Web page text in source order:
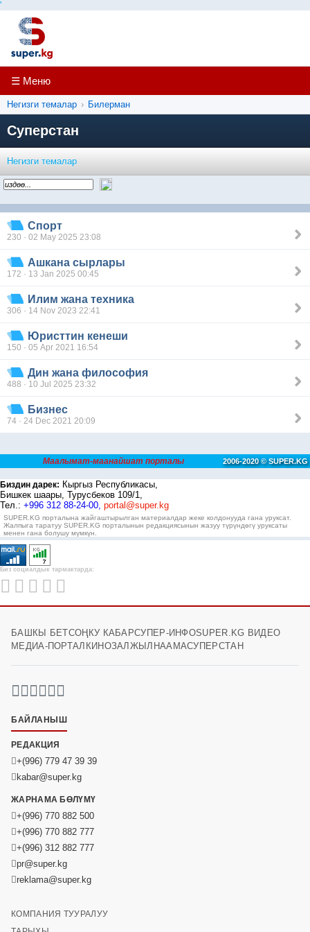
'
☰ Меню
Негизги темалар › Билерман
Суперстан
Негизги темалар
Спорт
230 · 02 May 2025 23:08
Ашкана сырлары
172 · 13 Jan 2025 00:45
Илим жана техника
306 · 14 Nov 2023 22:41
Юристтин кенеши
150 · 05 Apr 2021 16:54
Дин жана философия
488 · 10 Jul 2025 23:32
Бизнес
74 · 24 Dec 2021 20:09
Маалымат-маанайшат порталы 2006-2020 © SUPER.KG
Биздин дарек: Кыргыз Республикасы,
Бишкек шаары, Турусбеков 109/1,
Тел.: +996 312 88-24-00, portal@super.kg
SUPER.KG порталына жайгаштырылган материалдар жеке колдонууда гана уруксат.
Жалпыга таратуу SUPER.KG порталынын редакциясынын жазуу түрүндөгү уруксаты
менен гана болушу мүмкүн.
Биз социалдык тармактарда:
БАШКЫ БЕТСОҢКУ КАБАРСУПЕР-ИНФОSUPER.KG ВИДЕО
МЕДИА-ПОРТАЛ КИНОЗАЛ ЖЫЛНААМАСУПЕРСТАН
БАЙЛАНЫШ
РЕДАКЦИЯ
+(996) 779 47 39 39
kabar@super.kg
ЖАРНАМА БӨЛҮМҮ
+(996) 770 882 500
+(996) 770 882 777
+(996) 312 882 777
pr@super.kg
reklama@super.kg
КОМПАНИЯ ТУУРАЛУУ